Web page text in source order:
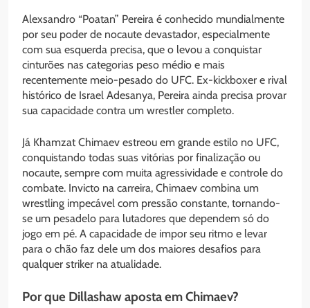
Alexsandro “Poatan” Pereira é conhecido mundialmente
por seu poder de nocaute devastador, especialmente
com sua esquerda precisa, que o levou a conquistar
cinturões nas categorias peso médio e mais
recentemente meio-pesado do UFC. Ex-kickboxer e rival
histórico de Israel Adesanya, Pereira ainda precisa provar
sua capacidade contra um wrestler completo.
Já Khamzat Chimaev estreou em grande estilo no UFC,
conquistando todas suas vitórias por finalização ou
nocaute, sempre com muita agressividade e controle do
combate. Invicto na carreira, Chimaev combina um
wrestling impecável com pressão constante, tornando-
se um pesadelo para lutadores que dependem só do
jogo em pé. A capacidade de impor seu ritmo e levar
para o chão faz dele um dos maiores desafios para
qualquer striker na atualidade.
Por que Dillashaw aposta em Chimaev?